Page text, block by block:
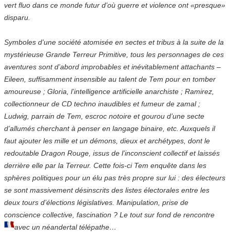
vert fluo dans ce monde futur d’où guerre et violence ont «presque»
disparu.
Symboles d’une société atomisée en sectes et tribus à la suite de la
mystérieuse Grande Terreur Primitive, tous les personnages de ces
aventures sont d’abord improbables et inévitablement attachants –
Eileen, suffisamment insensible au talent de Tem pour en tomber
amoureuse ; Gloria, l’intelligence artificielle anarchiste ; Ramirez,
collectionneur de CD techno inaudibles et fumeur de zamal ;
Ludwig, parrain de Tem, escroc notoire et gourou d’une secte
d’allumés cherchant à penser en langage binaire, etc. Auxquels il
faut ajouter les mille et un démons, dieux et archétypes, dont le
redoutable Dragon Rouge, issus de l’inconscient collectif et laissés
derrière elle par la Terreur. Cette fois-ci Tem enquête dans les
sphères politiques pour un élu pas très propre sur lui : des électeurs
se sont massivement désinscrits des listes électorales entre les
deux tours d’élections législatives. Manipulation, prise de
conscience collective, fascination ? Le tout sur fond de rencontre
avec un néandertal télépathe…